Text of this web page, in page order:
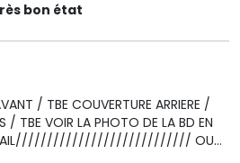
bon état
/ TBE COUVERTURE ARRIERE /
/ TBE VOIR LA PHOTO DE LA BD EN
DETAIL//////////////////////////// OU